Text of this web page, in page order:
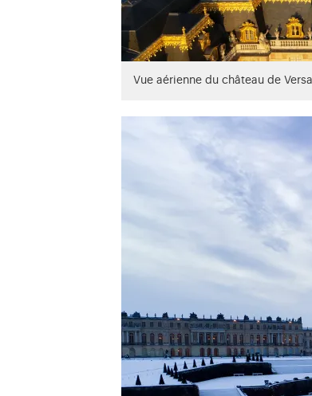
Vue aérienne du château de